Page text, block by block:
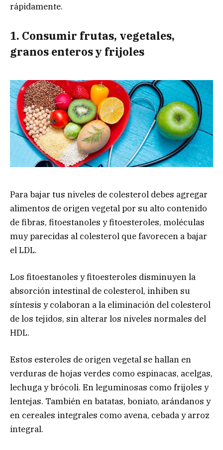
rápidamente.
1. Consumir frutas, vegetales,
granos enteros y frijoles
Para bajar tus niveles de colesterol debes agregar
alimentos de origen vegetal por su alto contenido
de fibras, fitoestanoles y fitoesteroles, moléculas
muy parecidas al colesterol que favorecen a bajar
el LDL.
Los fitoestanoles y fitoesteroles disminuyen la
absorción intestinal de colesterol, inhiben su
síntesis y colaboran a la eliminación del colesterol
de los tejidos, sin alterar los niveles normales del
HDL.
Estos esteroles de origen vegetal se hallan en
verduras de hojas verdes como espinacas, acelgas,
lechuga y brócoli. En leguminosas como frijoles y
lentejas. También en batatas, boniato, arándanos y
en cereales integrales como avena, cebada y arroz
integral.